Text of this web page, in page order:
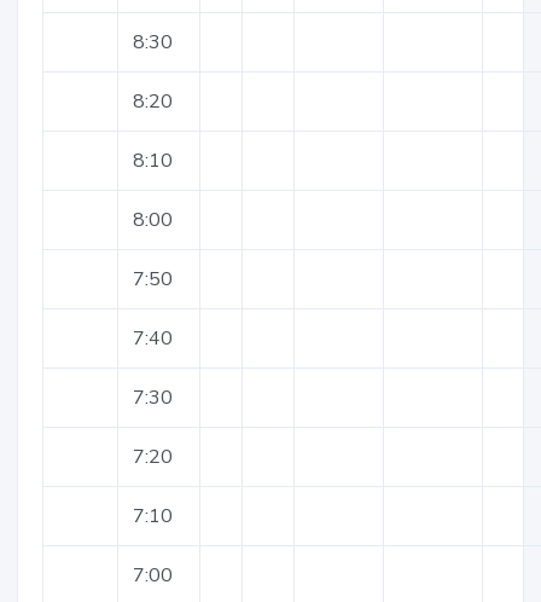
8:30
8:20
8:10
8:00
7:50
7:40
7:30
7:20
7:10
7:00